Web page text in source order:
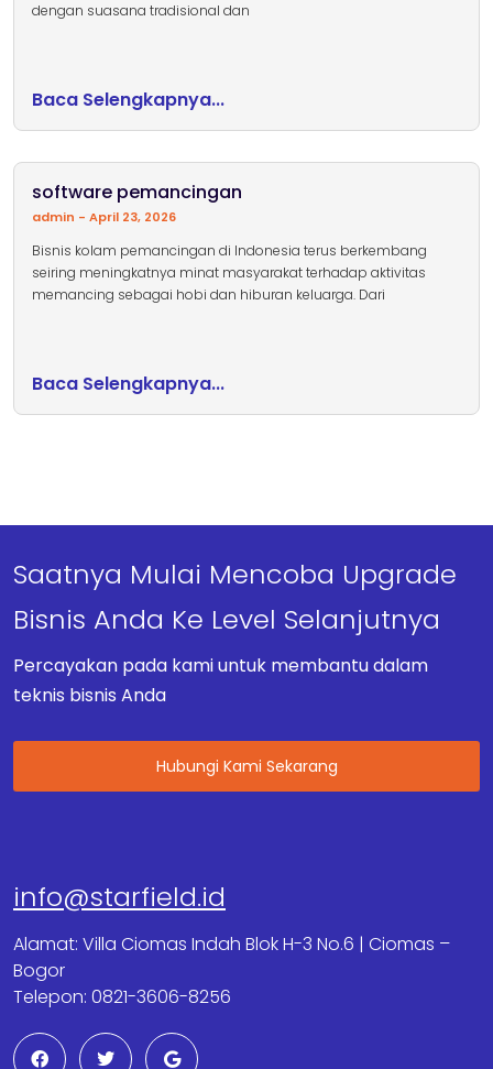
dengan suasana tradisional dan
Baca Selengkapnya...
software pemancingan
admin April 23, 2026
Bisnis kolam pemancingan di Indonesia terus berkembang
seiring meningkatnya minat masyarakat terhadap aktivitas
memancing sebagai hobi dan hiburan keluarga. Dari
Baca Selengkapnya...
Saatnya Mulai Mencoba Upgrade
Bisnis Anda Ke Level Selanjutnya
Percayakan pada kami untuk membantu dalam
teknis bisnis Anda
Hubungi Kami Sekarang
info@starfield.id
Alamat: Villa Ciomas Indah Blok H-3 No.6 | Ciomas –
Bogor
Telepon: 0821-3606-8256
F
a
T
w
G
o